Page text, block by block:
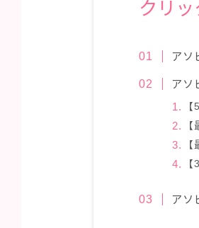
クリ
アソ
アソ
アソ